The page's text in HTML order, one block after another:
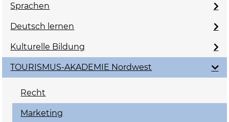
Sprachen
Deutsch lernen
Kulturelle Bildung
TOURISMUS-AKADEMIE Nordwest
Recht
Marketing